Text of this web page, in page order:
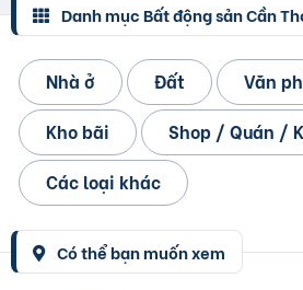
Danh mục Bất động sản Cần
Nhà ở Đất
Văn
Kho bãi
Shop / Quán /
Các loại khác
Có thể bạn muốn xem